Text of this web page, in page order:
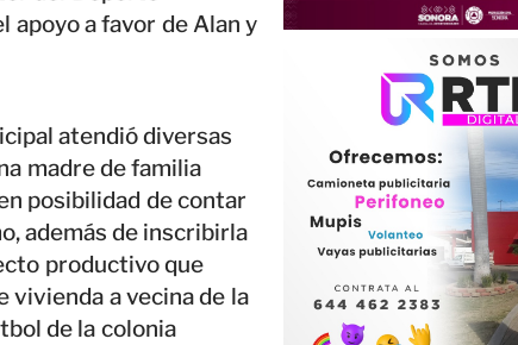
apoyo a favor de Alan y
atendió diversas
madre de familia
posibilidad de contar
además de inscribirla
productivo que
a vecina de la
de la colonia